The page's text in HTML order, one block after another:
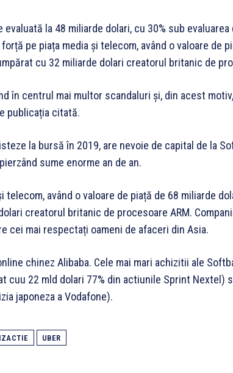
la 48 miliarde dolari, cu 30% sub evaluarea
pe piața media și telecom, având o valoare de
cu 32 miliarde dolari creatorul britanic de
în centrul mai multor scandaluri și, din acest
publicația citată.
la bursă în 2019, are nevoie de capital de la
sume enorme an de an.
având o valoare de piață de 68 miliarde
creatorul britanic de procesoare ARM.
cei mai respectați oameni de afaceri din Asia.
chinez Alibaba. Cele mai mari achizitii ale
cuu 22 mld dolari 77% din actiunile Sprint Nextel)
japoneza a Vodafone).
UBER